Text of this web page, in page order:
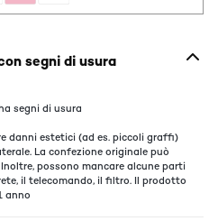
segni di usura
segni di usura
danni estetici (ad es. piccoli graffi)
La confezione originale può
possono mancare alcune parti
il telecomando, il filtro. Il prodotto
anno